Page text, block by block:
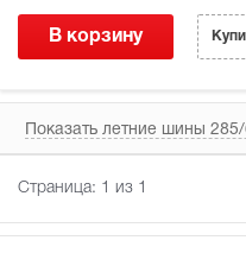
В корзину
Показать летние шины
Страница: 1 из 1